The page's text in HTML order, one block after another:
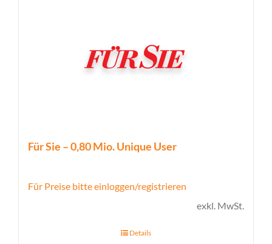
Für Sie – 0,80 Mio. Unique User
Für Preise bitte einloggen/registrieren
exkl. MwSt.
Details